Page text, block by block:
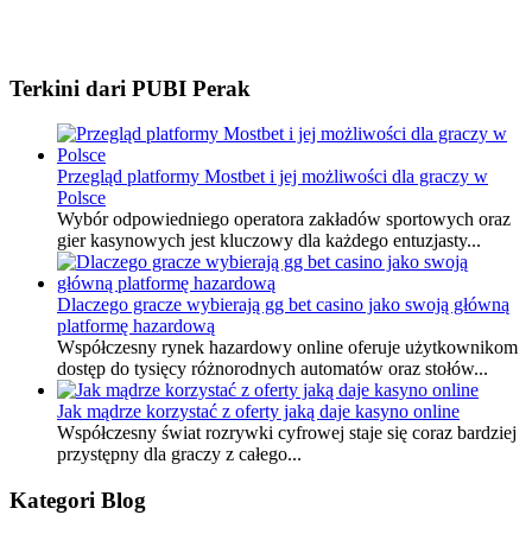
Terkini dari PUBI Perak
Przegląd platformy Mostbet i jej możliwości dla graczy w
Polsce
Wybór odpowiedniego operatora zakładów sportowych oraz
gier kasynowych jest kluczowy dla każdego entuzjasty...
Dlaczego gracze wybierają gg bet casino jako swoją główną
platformę hazardową
Współczesny rynek hazardowy online oferuje użytkownikom
dostęp do tysięcy różnorodnych automatów oraz stołów...
Jak mądrze korzystać z oferty jaką daje kasyno online
Współczesny świat rozrywki cyfrowej staje się coraz bardziej
przystępny dla graczy z całego...
Kategori Blog